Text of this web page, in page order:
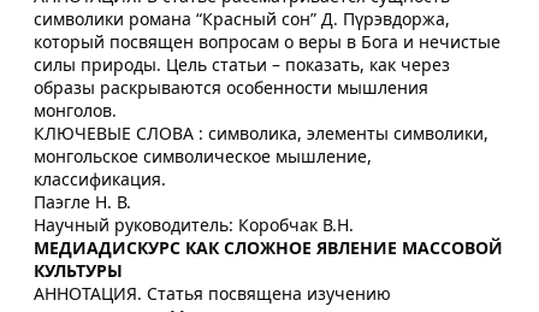
символики романа “Красный сон” Д. Пүрэвдоржа,
который посвящен вопросам о веры в Бога и нечистые
силы природы. Цель статьи – показать, как через
образы раскрываются особенности мышления
монголов.
КЛЮЧЕВЫЕ СЛОВА : символика, элементы символики,
монгольское символическое мышление,
классификация.
Паэгле Н. В.
Научный руководитель: Коробчак В.Н.
МЕДИАДИСКУРС КАК СЛОЖНОЕ ЯВЛЕНИЕ МАССОВОЙ
КУЛЬТУРЫ
АННОТАЦИЯ. Статья посвящена изучению